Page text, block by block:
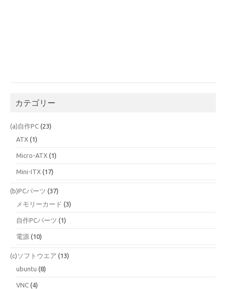
カテゴリー
(a)自作PC (23)
ATX (1)
Micro-ATX (1)
Mini-ITX (17)
(b)PCパーツ (37)
メモリーカード (3)
自作PCパーツ (1)
電源 (10)
(c)ソフトウエア (13)
ubuntu (8)
VNC (4)